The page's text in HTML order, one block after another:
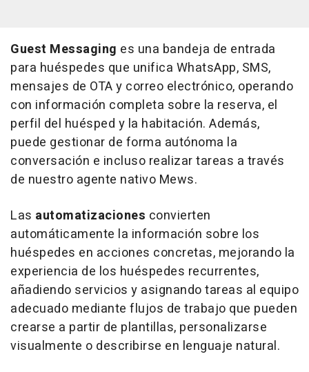
Guest Messaging es una bandeja de entrada
para huéspedes que unifica WhatsApp, SMS,
mensajes de OTA y correo electrónico, operando
con información completa sobre la reserva, el
perfil del huésped y la habitación. Además,
puede gestionar de forma autónoma la
conversación e incluso realizar tareas a través
de nuestro agente nativo Mews.
Las automatizaciones convierten
automáticamente la información sobre los
huéspedes en acciones concretas, mejorando la
experiencia de los huéspedes recurrentes,
añadiendo servicios y asignando tareas al equipo
adecuado mediante flujos de trabajo que pueden
crearse a partir de plantillas, personalizarse
visualmente o describirse en lenguaje natural.